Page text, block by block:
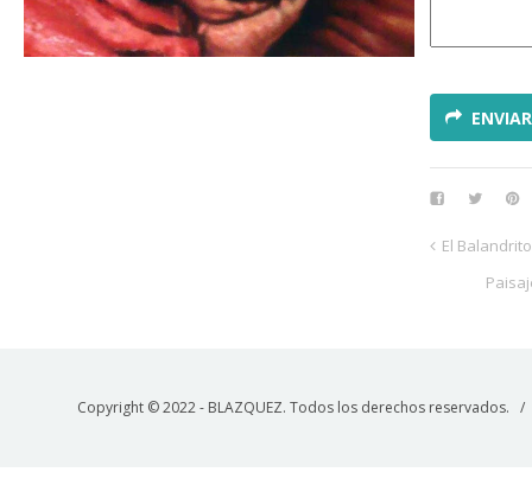
ENVIAR
El
Copyright © 2022 - BLAZQUEZ. Todos los derechos reservados.